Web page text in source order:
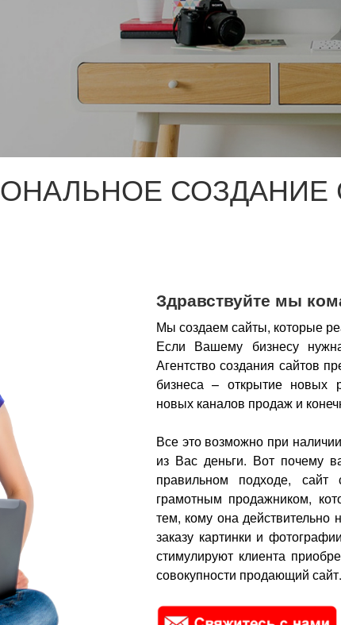
СОЗДАНИЕ
Здравствуйте мы
Мы создаем сайты, которые
Если Вашему бизнесу
Агентство создания сайтов
бизнеса – открытие новых
новых каналов продаж и
Все это возможно при
из Вас деньги. Вот почему
правильном подходе, сайт
грамотным продажником,
тем, кому она действительно
заказу картинки и
стимулируют клиента
совокупности продающий сайт.